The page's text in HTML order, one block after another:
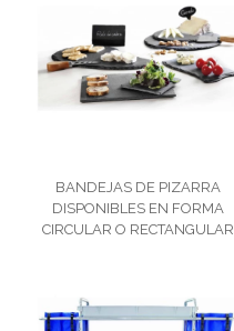
BANDEJAS DE PIZARRA
DISPONIBLES EN FORMA
CIRCULAR O RECTANGULAR